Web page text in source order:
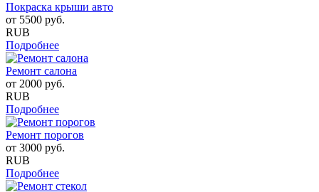
Покраска крыши авто
от 5500 руб.
RUB
Подробнее
Ремонт салона
от 2000 руб.
RUB
Подробнее
Ремонт порогов
от 3000 руб.
RUB
Подробнее